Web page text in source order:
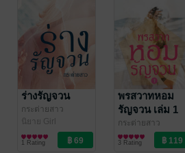
ร่างรัญจวน
กระต่ายสาว
นิยาย Girl
Love/Yuri
1 Rating
พรสวาทหอม
รัญจวน เล่ม 1
กระต่ายสาว
นิยาย Girl
Love/Yuri
3 Rating